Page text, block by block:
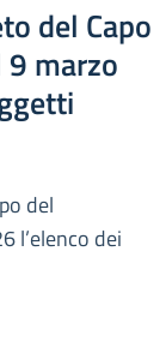
del Capo
marzo
del
l’elenco dei